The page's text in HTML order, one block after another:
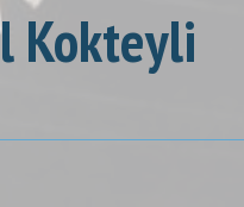
Kokteyli